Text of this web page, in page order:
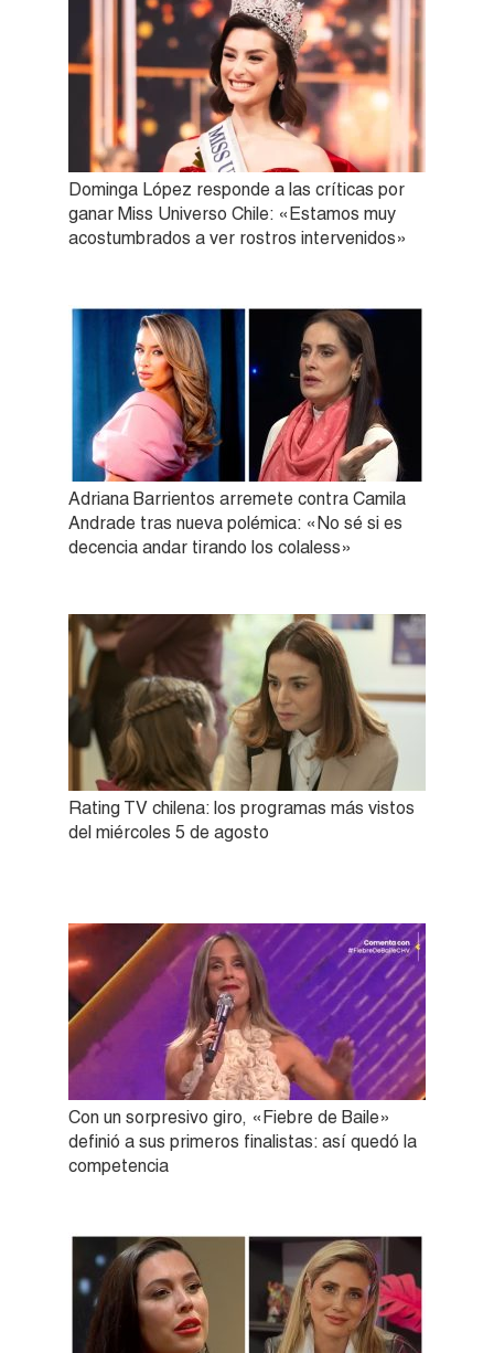
Dominga López responde a las críticas por
ganar Miss Universo Chile: «Estamos muy
acostumbrados a ver rostros intervenidos»
Adriana Barrientos arremete contra Camila
Andrade tras nueva polémica: «No sé si es
decencia andar tirando los colaless»
Rating TV chilena: los programas más vistos
del miércoles 5 de agosto
Con un sorpresivo giro, «Fiebre de Baile»
definió a sus primeros finalistas: así quedó la
competencia